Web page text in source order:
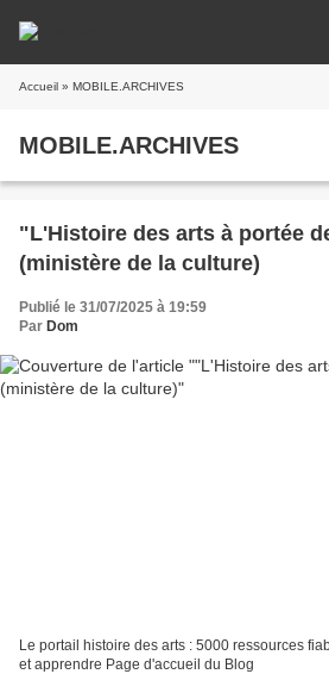
Accueil » MOBILE.ARCHIVES
MOBILE.ARCHIVES
"L'Histoire des arts à portée
(ministère de la culture)
Publié le 31/07/2025 à 19:59
Par Dom
Le portail histoire des arts : 5000 ressources
et apprendre Page d'accueil du Blog